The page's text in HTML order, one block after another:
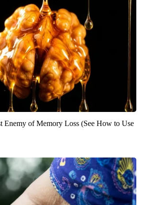
Enemy of Memory Loss (See How to Use